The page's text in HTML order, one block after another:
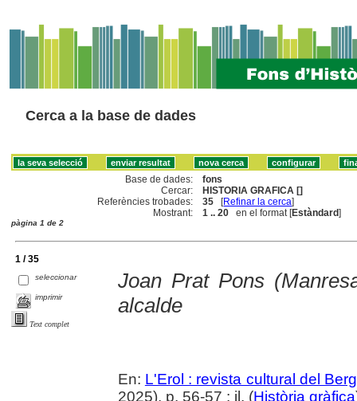
Cerca a la base de dades
Base de dades:
fons
Cercar:
HISTORIA GRAFICA []
Referències trobades:
35 [Refinar la cerca]
Mostrant:
1 .. 20 en el format [Estàndard]
pàgina 1 de 2
1 / 35
seleccionar
imprimir
Text complet
Joan Prat Pons
alcalde
En: L'Erol : revista cultural del
2025), p. 56-57 : il. (Història gràfica